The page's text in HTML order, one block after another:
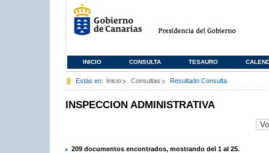
INICIO CONSULTA TESAURO
Estás en: Inicio Consultas Resultado Consulta
INSPECCION ADMINISTRATIVA
209 documentos encontrados, mostrando del 1 al 25.